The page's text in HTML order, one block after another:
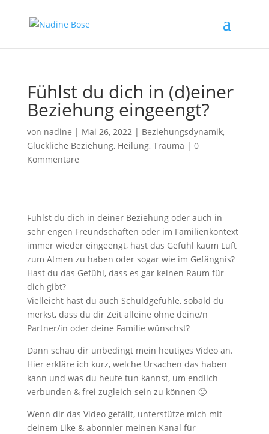
Fühlst du dich in (d)einer
Beziehung eingeengt?
von nadine | Mai 26, 2022| Beziehungsdynamik,
Glückliche Beziehung, Heilung, Trauma | 0
Kommentare
Fühlst du dich in deiner Beziehung oder auch in
sehr engen Freundschaften oder im Familienkontext
immer wieder eingeengt, hast das Gefühl kaum Luft
zum Atmen zu haben oder sogar wie im Gefängnis?
Hast du das Gefühl, dass es gar keinen Raum für
dich gibt?
Vielleicht hast du auch Schuldgefühle, sobald du
merkst, dass du dir Zeit alleine ohne deine/n
Partner/in oder deine Familie wünschst?
Dann schau dir unbedingt mein heutiges Video an.
Hier erkläre ich kurz, welche Ursachen das haben
kann und was du heute tun kannst, um endlich
verbunden & frei zugleich sein zu können 🙂
Wenn dir das Video gefällt, unterstütze mich mit
deinem Like & abonnier meinen Kanal für